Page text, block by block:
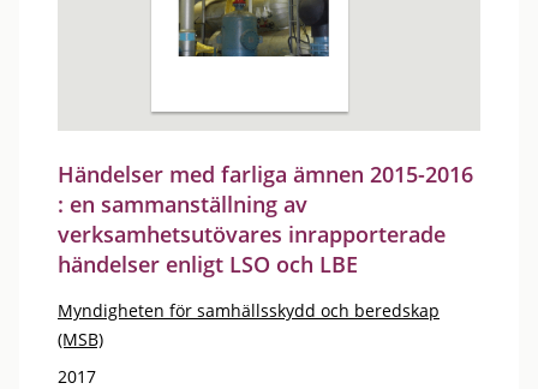
Händelser med farliga ämnen 2015-2016
: en sammanställning av
verksamhetsutövares inrapporterade
händelser enligt LSO och LBE
Myndigheten för samhällsskydd och beredskap
(MSB)
2017